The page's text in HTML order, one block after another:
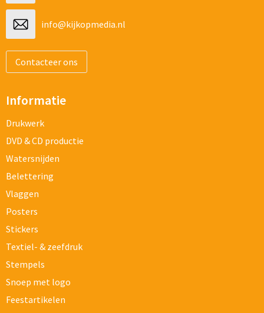
info@kijkopmedia.nl
Contacteer ons
Informatie
Drukwerk
DVD & CD productie
Watersnijden
Belettering
Vlaggen
Posters
Stickers
Textiel- & zeefdruk
Stempels
Snoep met logo
Feestartikelen